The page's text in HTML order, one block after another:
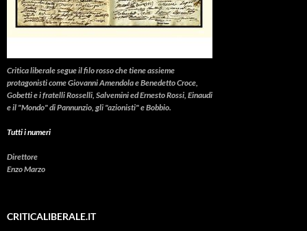
Critica liberalesegue il filo rosso che tiene assieme
protagonisti come Giovanni Amendola e Benedetto Croce,
Gobetti e i fratelli Rosselli, Salvemini ed Ernesto Rossi, Einaudi
e il "Mondo" di Pannunzio, gli "azionisti" e Bobbio.
Tutti i numeri
Direttore
Enzo Marzo
CRITICALIBERALE.IT